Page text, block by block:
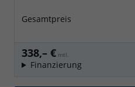
Gesamtpreis
338,– € mtl.
Finanzierung